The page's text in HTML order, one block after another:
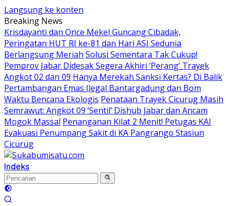
Langsung ke konten
Breaking News
Krisdayanti dan Once Mekel Guncang Cibadak,
Peringatan HUT RI ke-81 dan Hari ASI Sedunia
Berlangsung Meriah Solusi Sementara Tak Cukup!
Pemprov Jabar Didesak Segera Akhiri ‘Perang’ Trayek
Angkot 02 dan 09 Hanya Merekah Sanksi Kertas? Di Balik
Pertambangan Emas Ilegal Bantargadung dan Bom
Waktu Bencana Ekologis Penataan Trayek Cicurug Masih
Semrawut: Angkot 09 ‘Sentil’ Dishub Jabar dan Ancam
Mogok Massal Penanganan Kilat 2 Menit! Petugas KAI
Evakuasi Penumpang Sakit di KA Pangrango Stasiun
Cicurug
Indeks